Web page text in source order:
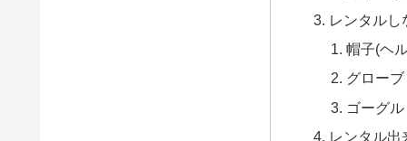
レンタルし
帽子(ヘ
グローブ
ゴーグル
レンタル出